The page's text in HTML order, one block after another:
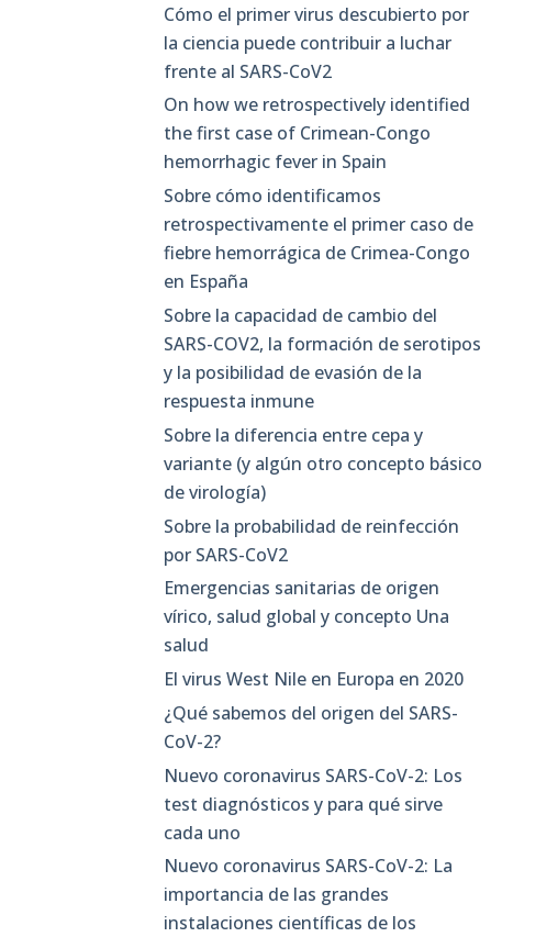
Cómo el primer virus descubierto por
la ciencia puede contribuir a luchar
frente al SARS-CoV2
On how we retrospectively identified
the first case of Crimean-Congo
hemorrhagic fever in Spain
Sobre cómo identificamos
retrospectivamente el primer caso de
fiebre hemorrágica de Crimea-Congo
en España
Sobre la capacidad de cambio del
SARS-COV2, la formación de serotipos
y la posibilidad de evasión de la
respuesta inmune
Sobre la diferencia entre cepa y
variante (y algún otro concepto básico
de virología)
Sobre la probabilidad de reinfección
por SARS-CoV2
Emergencias sanitarias de origen
vírico, salud global y concepto Una
salud
El virus West Nile en Europa en 2020
¿Qué sabemos del origen del SARS-
CoV-2?
Nuevo coronavirus SARS-CoV-2: Los
test diagnósticos y para qué sirve
cada uno
Nuevo coronavirus SARS-CoV-2: La
importancia de las grandes
instalaciones científicas de los